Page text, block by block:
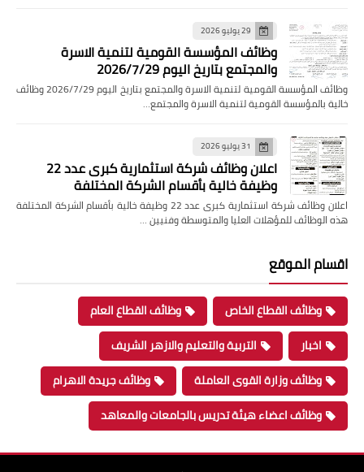
29 يوليو 2026
وظائف المؤسسة القومية لتنمية الاسرة
والمجتمع بتاريخ اليوم 2026/7/29
وظائف المؤسسة القومية لتنمية الاسرة والمجتمع بتاريخ اليوم 2026/7/29 وظائف
خالية بالمؤسسة القومية لتنمية الاسرة والمجتمع…
31 يوليو 2026
اعلان وظائف شركة استثمارية كبرى عدد 22
وظيفة خالية بأقسام الشركة المختلفة
اعلان وظائف شركة استثمارية كبرى عدد 22 وظيفة خالية بأقسام الشركة المختلفة
هذه الوظائف للمؤهلات العليا والمتوسطة وفنيين …
اقسام الموقع
وظائف القطاع الخاص
وظائف القطاع العام
اخبار
التربية والتعليم والازهر الشريف
وظائف وزارة القوى العاملة
وظائف جريدة الاهرام
وظائف اعضاء هيئة تدريس بالجامعات والمعاهد